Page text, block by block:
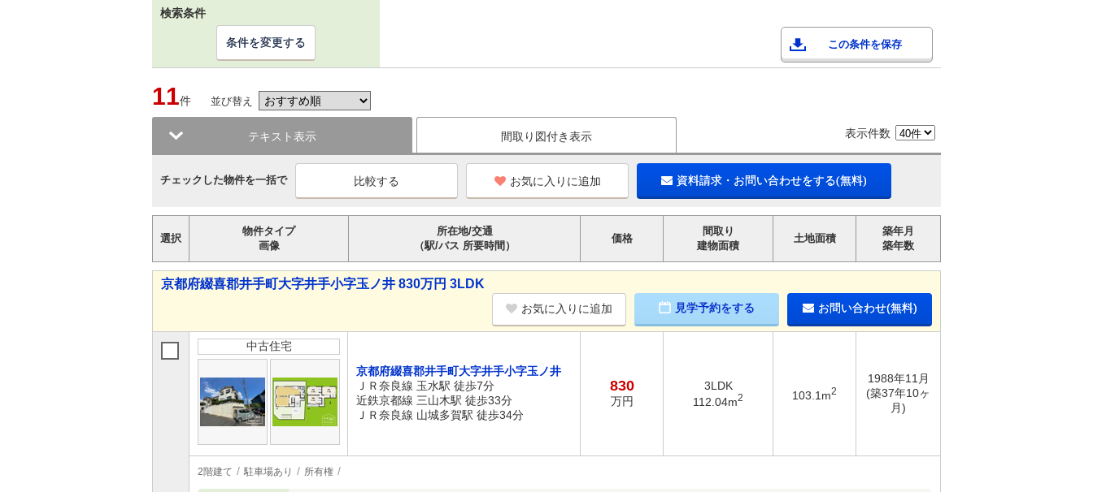
検索条件
この条件を保存
条件を変更する
11件 並び替え
テキスト表示 間取り図付き表示 表示件数
チェックした物件を一括で お気に入りに追加 資料請求・お問い合わせをする(無料)
選択
物件タイプ
画像
所在地/交通
（駅/バス 所要時間）
価格
間取り
建物面積
土地面積
築年月
築年数
京都府綴喜郡井手町大字井手小字玉ノ井 830万円 3LDK
お気に入りに追加 見学予約をする お問い合わせ(無料)
中古住宅
京都府綴喜郡井手町大字井手小字玉ノ井
ＪＲ奈良線 玉水駅 徒歩7分
近鉄京都線 三山木駅 徒歩33分
ＪＲ奈良線 山城多賀駅 徒歩34分
830
万円
3LDK
112.04m2 103.1m2
1988年11月
(築37年10ヶ
月)
2階建て 駐車場あり 所有権